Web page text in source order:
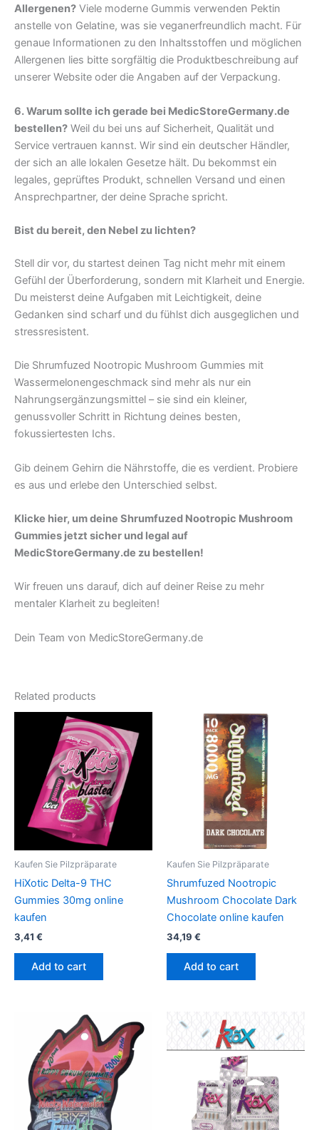
Allergenen? Viele moderne Gummis verwenden Pektin
anstelle von Gelatine, was sie veganerfreundlich macht. Für
genaue Informationen zu den Inhaltsstoffen und möglichen
Allergenen lies bitte sorgfältig die Produktbeschreibung auf
unserer Website oder die Angaben auf der Verpackung.
6. Warum sollte ich gerade bei MedicStoreGermany.de
bestellen? Weil du bei uns auf Sicherheit, Qualität und
Service vertrauen kannst. Wir sind ein deutscher Händler,
der sich an alle lokalen Gesetze hält. Du bekommst ein
legales, geprüftes Produkt, schnellen Versand und einen
Ansprechpartner, der deine Sprache spricht.
Bist du bereit, den Nebel zu lichten?
Stell dir vor, du startest deinen Tag nicht mehr mit einem
Gefühl der Überforderung, sondern mit Klarheit und Energie.
Du meisterst deine Aufgaben mit Leichtigkeit, deine
Gedanken sind scharf und du fühlst dich ausgeglichen und
stressresistent.
Die Shrumfuzed Nootropic Mushroom Gummies mit
Wassermelonengeschmack sind mehr als nur ein
Nahrungsergänzungsmittel – sie sind ein kleiner,
genussvoller Schritt in Richtung deines besten,
fokussiertesten Ichs.
Gib deinem Gehirn die Nährstoffe, die es verdient. Probiere
es aus und erlebe den Unterschied selbst.
Klicke hier, um deine Shrumfuzed Nootropic Mushroom
Gummies jetzt sicher und legal auf
MedicStoreGermany.de zu bestellen!
Wir freuen uns darauf, dich auf deiner Reise zu mehr
mentaler Klarheit zu begleiten!
Dein Team von MedicStoreGermany.de
Related products
Kaufen Sie Pilzpräparate
HiXotic Delta-9 THC
Gummies 30mg online
kaufen
3,41 €
Add to cart
Kaufen Sie Pilzpräparate
Shrumfuzed Nootropic
Mushroom Chocolate Dark
Chocolate online kaufen
34,19 €
Add to cart